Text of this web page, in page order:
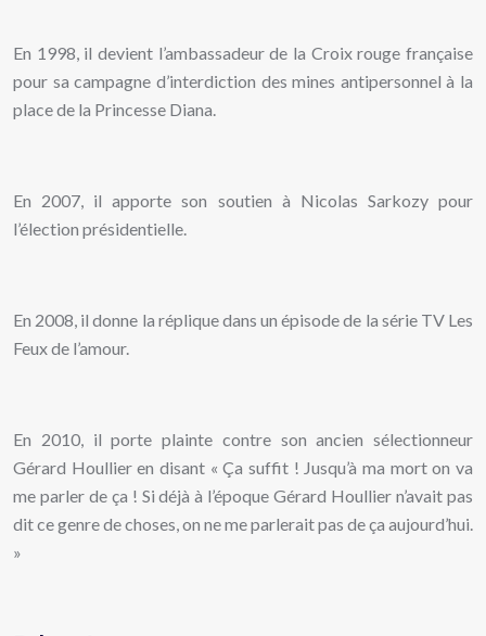
En 1998, il devient l’ambassadeur de la Croix rouge française
pour sa campagne d’interdiction des mines antipersonnel à la
place de la Princesse Diana.
En 2007, il apporte son soutien à Nicolas Sarkozy pour
l’élection présidentielle.
En 2008, il donne la réplique dans un épisode de la série TV Les
Feux de l’amour.
En 2010, il porte plainte contre son ancien sélectionneur
Gérard Houllier en disant « Ça suffit ! Jusqu’à ma mort on va
me parler de ça ! Si déjà à l’époque Gérard Houllier n’avait pas
dit ce genre de choses, on ne me parlerait pas de ça aujourd’hui.
»